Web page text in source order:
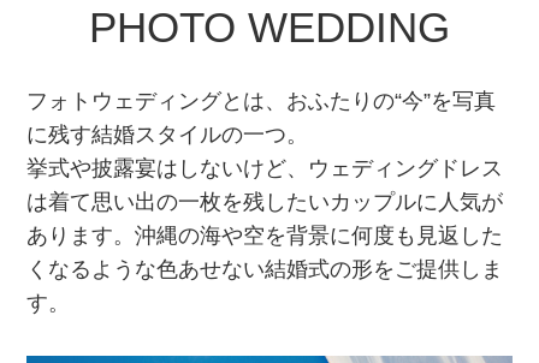
PHOTO WEDDING
フォトウェディングとは、おふたりの“今”を写真
に残す結婚スタイルの一つ。
挙式や披露宴はしないけど、ウェディングドレス
は着て思い出の一枚を残したいカップルに人気が
あります。沖縄の海や空を背景に何度も見返した
くなるような色あせない結婚式の形をご提供しま
す。